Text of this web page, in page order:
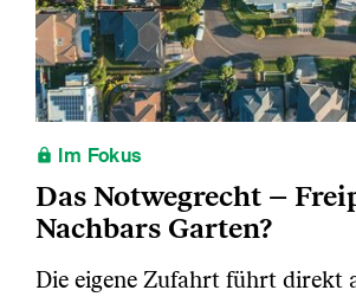
Im Fokus
Das Notwegrecht –
Nachbars Garten?
Die eigene Zufahrt führt direkt